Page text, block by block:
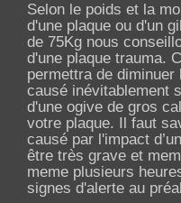
Selon le poids et la
d'une plaque ou d'un
de 75Kg nous
d'une plaque trauma.
permettra de
causé inévitablement
d'une ogive de gros
votre plaque. Il faut
causé par l'impact
être très grave et
meme plusieurs
signes d'alerte au